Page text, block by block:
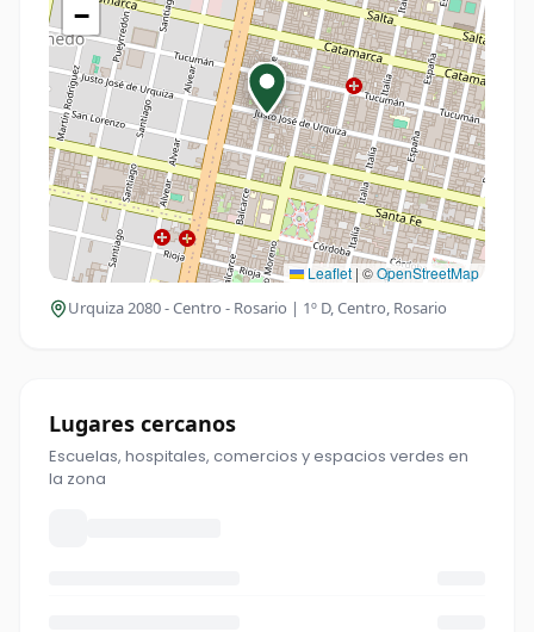
−
Leaflet | ©OpenStreetMap
Urquiza 2080 - Centro - Rosario | 1º D, Centro, Rosario
Lugares cercanos
Escuelas, hospitales, comercios y espacios verdes en
la zona